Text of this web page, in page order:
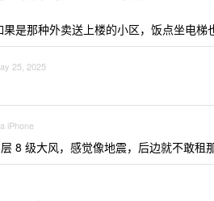
是那种外卖送上楼的小区，饭点坐电梯
25, 2025
iPhone
8 级大风，感觉像地震，后边就不敢租